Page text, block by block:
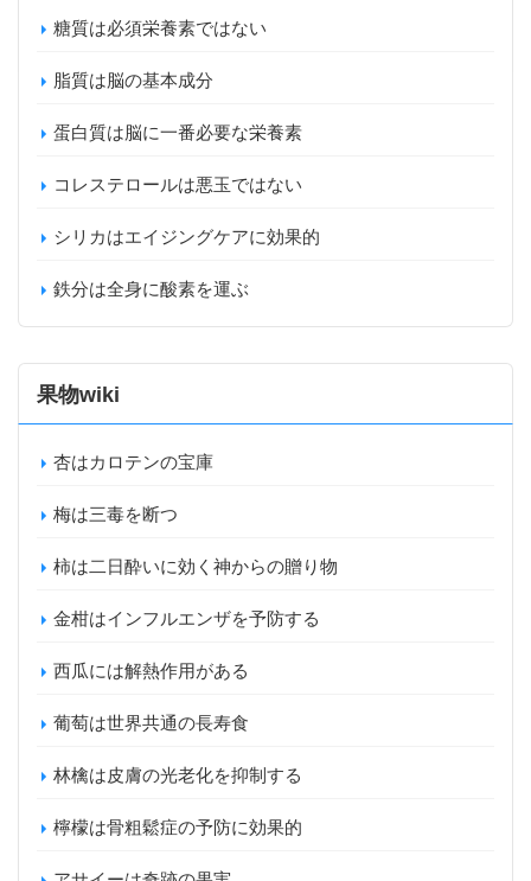
糖質は必須栄養素ではない
脂質は脳の基本成分
蛋白質は脳に一番必要な栄養素
コレステロールは悪玉ではない
シリカはエイジングケアに効果的
鉄分は全身に酸素を運ぶ
果物wiki
杏はカロテンの宝庫
梅は三毒を断つ
柿は二日酔いに効く神からの贈り物
金柑はインフルエンザを予防する
西瓜には解熱作用がある
葡萄は世界共通の長寿食
林檎は皮膚の光老化を抑制する
檸檬は骨粗鬆症の予防に効果的